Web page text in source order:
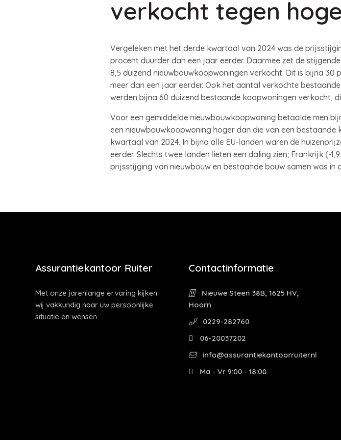
verkocht tegen
Vergeleken met het derde kwartaal van 2024 was de
procent duurder dan een jaar eerder. Daarmee zet de
8,5 duizend nieuwbouwkoopwoningen verkocht. Dit is bijna
meer dan een jaar eerder. Ook het aantal verkochte
werden bijna 60 duizend bestaande koopwoningen verkocht,
Voor een gemiddelde nieuwbouwkoopwoning betaalde men
een nieuwbouwkoopwoning hoger dan die van een
kwartaal van 2024. In bijna alle EU-landen waren de
eerder. Slechts twee landen lieten een daling zien; Frankrijk (-
prijsstijging van nieuwbouw en bestaande bouw samen was in
Assurantiekantoor Ruiter
Met onze jarenlange ervaring kijken
wij vakkundig naar uw persoonlijke
situatie en wensen.
Contactinformatie
Nieuwe Steen 38B, 1625 HV,
Hoorn
0229-282760
06-20037202
info@assurantiekantoorruiter.nl
Ma - Vr 9:00 - 18:00